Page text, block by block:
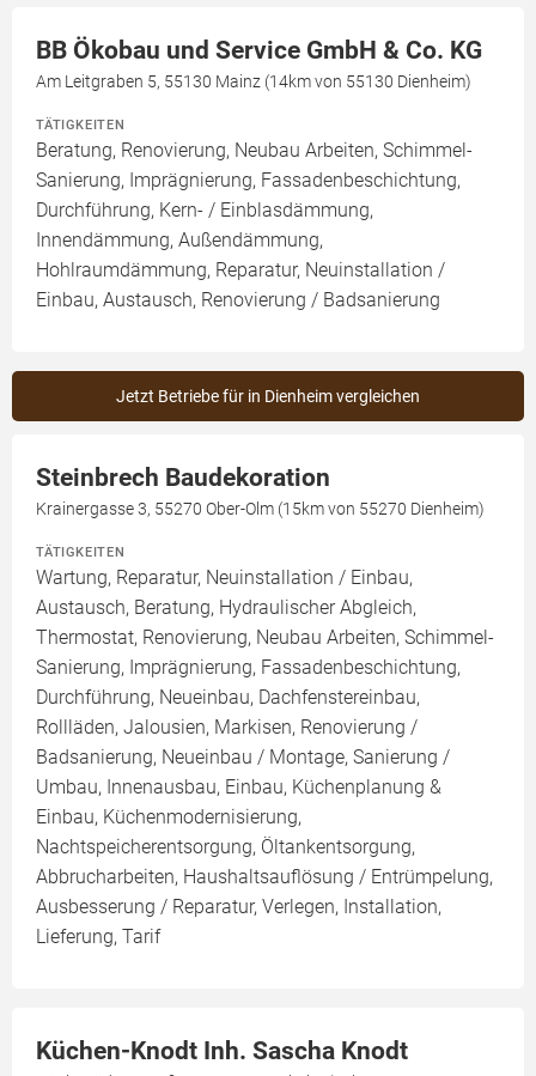
BB Ökobau und Service GmbH & Co. KG
Am Leitgraben 5, 55130 Mainz (14km von 55130 Dienheim)
TÄTIGKEITEN
Beratung, Renovierung, Neubau Arbeiten, Schimmel-
Sanierung, Imprägnierung, Fassadenbeschichtung,
Durchführung, Kern- / Einblasdämmung,
Innendämmung, Außendämmung,
Hohlraumdämmung, Reparatur, Neuinstallation /
Einbau, Austausch, Renovierung / Badsanierung
Jetzt Betriebe für in Dienheim vergleichen
Steinbrech Baudekoration
Krainergasse 3, 55270 Ober-Olm (15km von 55270 Dienheim)
TÄTIGKEITEN
Wartung, Reparatur, Neuinstallation / Einbau,
Austausch, Beratung, Hydraulischer Abgleich,
Thermostat, Renovierung, Neubau Arbeiten, Schimmel-
Sanierung, Imprägnierung, Fassadenbeschichtung,
Durchführung, Neueinbau, Dachfenstereinbau,
Rollläden, Jalousien, Markisen, Renovierung /
Badsanierung, Neueinbau / Montage, Sanierung /
Umbau, Innenausbau, Einbau, Küchenplanung &
Einbau, Küchenmodernisierung,
Nachtspeicherentsorgung, Öltankentsorgung,
Abbrucharbeiten, Haushaltsauflösung / Entrümpelung,
Ausbesserung / Reparatur, Verlegen, Installation,
Lieferung, Tarif
Küchen-Knodt Inh. Sascha Knodt